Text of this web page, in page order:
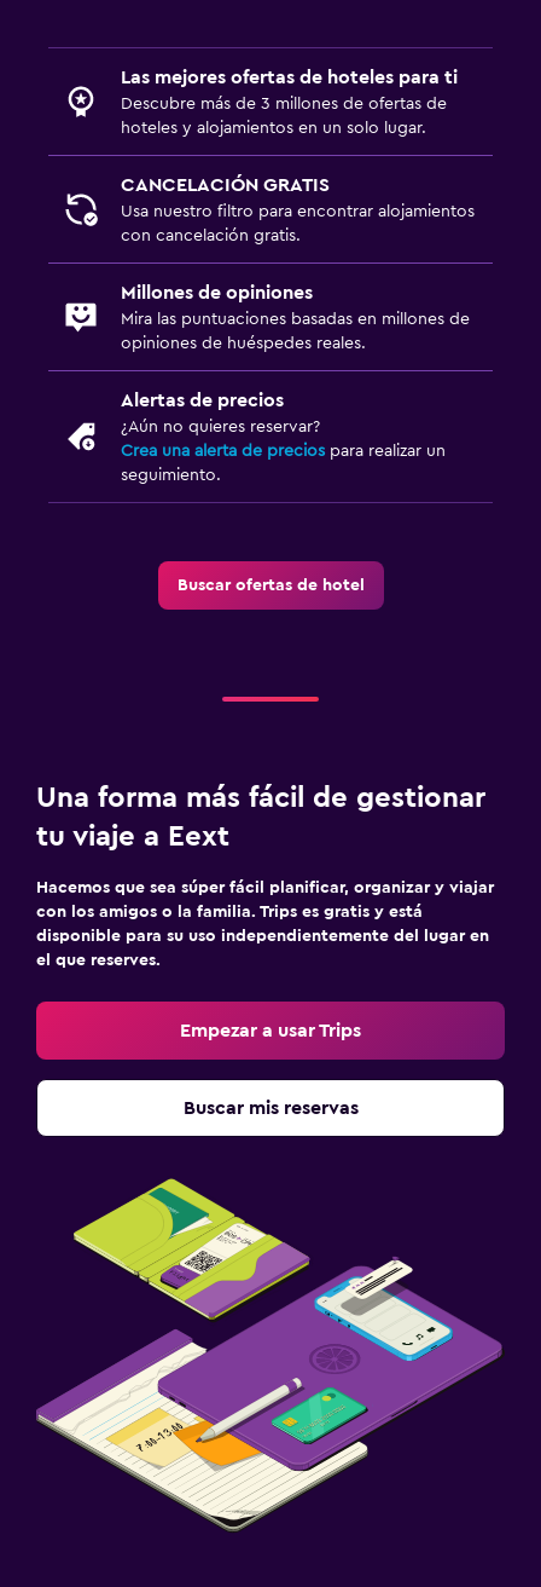
Las mejores ofertas de hoteles para ti
Descubre más de 3 millones de ofertas de
hoteles y alojamientos en un solo lugar.
CANCELACIÓN GRATIS
Usa nuestro filtro para encontrar alojamientos
con cancelación gratis.
Millones de opiniones
Mira las puntuaciones basadas en millones de
opiniones de huéspedes reales.
Alertas de precios
¿Aún no quieres reservar?
Crea una alerta de precios para realizar un
seguimiento.
Buscar ofertas de hotel
Una forma más fácil de gestionar
tu viaje a Eext
Hacemos que sea súper fácil planificar, organizar y viajar
con los amigos o la familia. Trips es gratis y está
disponible para su uso independientemente del lugar en
el que reserves.
Empezar a usar Trips
Buscar mis reservas